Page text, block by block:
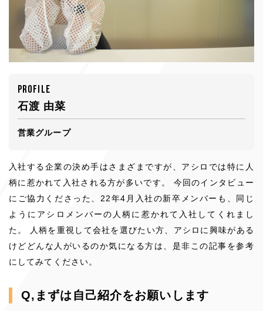
選考について
YouTube
PROFILE
石渡 由菜
営業グループ
入社する企業の決め手はさまざまですが、アシロでは特に人
柄に惹かれて入社される方が多いです。 今回のインタビュー
にご協力くださった、22年4月入社の新卒メンバーも、同じ
ようにアシロメンバーの人柄に惹かれて入社してくれまし
た。 人柄を重視して会社を選びたい方、アシロに興味がある
けどどんな人がいるのか気になる方は、是非この記事を参考
にしてみてください。
Q,まずは自己紹介をお願いします